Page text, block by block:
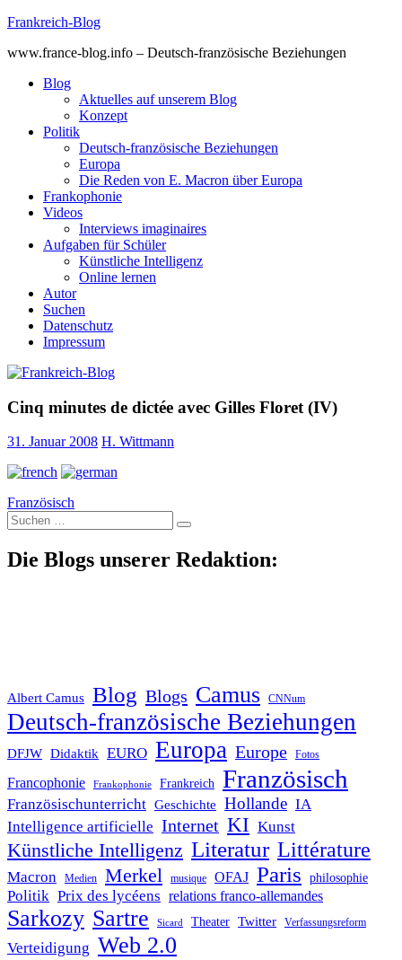
Skip
content
Frankreich-Blog
www.france-blog.info – Deutsch-französische Beziehungen
Blog
Aktuelles auf unserem Blog
Konzept
Politik
Deutsch-französische Beziehungen
Europa
Die Reden von E. Macron über Europa
Frankophonie
Videos
Interviews imaginaires
Aufgaben für Schüler
Künstliche Intelligenz
Online lernen
Autor
Suchen
Datenschutz
Impressum
Cinq minutes de dictée avec Gilles Floret (IV)
31. Januar 2008 H. Wittmann
Französisch
Suche
nach:
Die Blogs unserer Redaktion:
Albert Camus Blog Blogs Camus CNNum
Deutsch-französische Beziehungen
DFJW Didaktik EURO Europa Europe Fotos
Francophonie Frankophonie Frankreich Französisch
Französischunterricht Geschichte Hollande IA
Intelligence artificielle Internet KI Kunst
Künstliche Intelligenz Literatur Littérature
Macron Medien Merkel musique OFAJ Paris philosophie
Politik Prix des lycéens relations franco-allemandes
Sarkozy Sartre Sicard Theater Twitter Verfassungsreform
Verteidigung Web 2.0